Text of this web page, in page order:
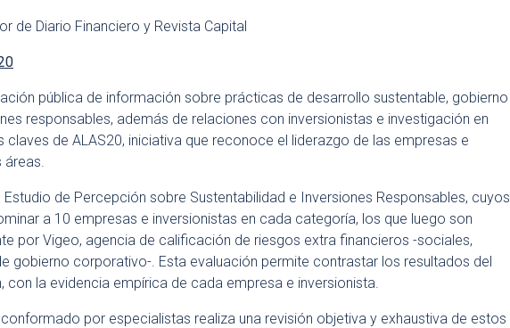
de Diario Financiero y Revista Capital
pública de información sobre prácticas de desarrollo sustentable, gobierno
responsables, además de relaciones con inversionistas e investigación en
claves de ALAS20, iniciativa que reconoce el liderazgo de las empresas e
áreas.
Estudio de Percepción sobre Sustentabilidad e Inversiones Responsables, cuyos
a 10 empresas e inversionistas en cada categoría, los que luego son
por Vigeo, agencia de calificación de riesgos extra financieros -sociales,
gobierno corporativo-. Esta evaluación permite contrastar los resultados del
con la evidencia empírica de cada empresa e inversionista.
por especialistas realiza una revisión objetiva y exhaustiva de estos